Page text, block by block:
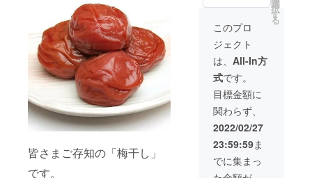
皆さまご存知の「梅干し」
です。
の交通
己負
担、講
師の交
通費も
ご負担
いただ
きま
す。 ※
コース
は90分
33,000
掲載を
お断り
させて
いただ
く場合
があり
ます。
お断り
させて
いただ
いた場
合にお
いても
返金は
供いた
しま
す。 ※
日程は
メール
で調整
いたし
ます。
※対面の
場合は
首都圏
（1都7
県）で
貸し会
キュラ
ムを組
み、ト
レーニ
ングを
行いま
す。 対
面また
はオン
ライン
にてマ
ンツー
マンで
おこな
選
択
す
る
このプロ
ジェクト
は、 All-In方
式です。
目標金額に
関わらず、
2022/02/27
23:59:59ま
でに集まっ